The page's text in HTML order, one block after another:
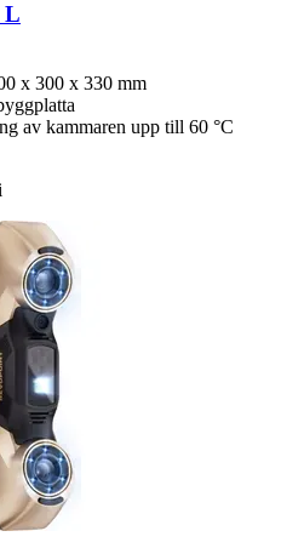
L
x 300 x 330 mm
av kammaren upp till 60 °C